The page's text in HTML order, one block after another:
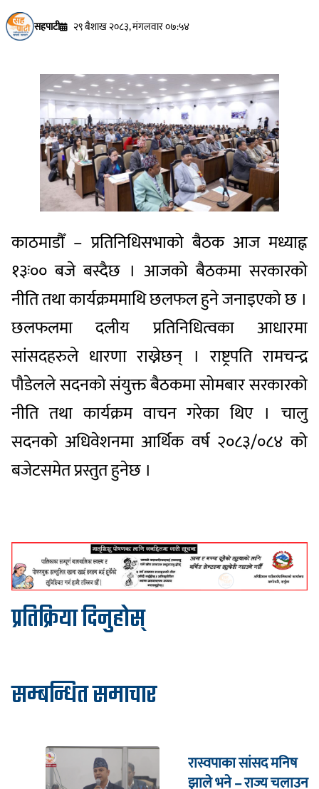
सहपाटी २९ बैशाख २०८३, मंगलवार ०७:५४
काठमाडौँ – प्रतिनिधिसभाको बैठक आज मध्याह्न
१३ः०० बजे बस्दैछ । आजको बैठकमा सरकारको
नीति तथा कार्यक्रममाथि छलफल हुने जनाइएको छ ।
छलफलमा दलीय प्रतिनिधित्वका आधारमा
सांसदहरुले धारणा राख्नेछन् । राष्ट्रपति रामचन्द्र
पौडेलले सदनको संयुक्त बैठकमा सोमबार सरकारको
नीति तथा कार्यक्रम वाचन गरेका थिए । चालु
सदनको अधिवेशनमा आर्थिक वर्ष २०८३/०८४ को
बजेटसमेत प्रस्तुत हुनेछ ।
प्रतिक्रिया दिनुहोस्
सम्बन्धित समाचार
रास्वपाका सांसद मनिष
झाले भने – राज्य चलाउन